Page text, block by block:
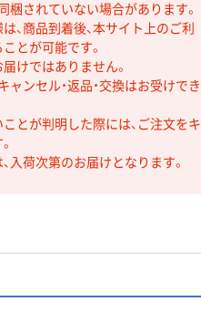
梱されていない場合があります。
、商品到着後、本サイト上のご利
とが可能です。
けではありません。
ンセル・返品・交換はお受けでき
とが判明した際には、ご注文をキ
入荷次第のお届けとなります。